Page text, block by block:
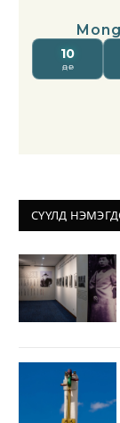
СҮҮЛД